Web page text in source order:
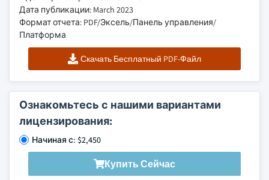
Дата публикации: March 2023
Формат отчета: PDF/Эксель/Панель управления/
Платформа
Скачать Бесплатный PDF-Файл
Ознакомьтесь с нашими вариантами
лицензирования:
Начиная с: $2,450
Купить Сейчас